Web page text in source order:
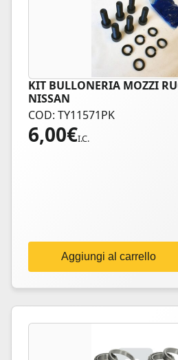
KIT BULLONERIA MOZZI
NISSAN
COD: TY11571PK
6,00€I.C.
Aggiungi al carrello